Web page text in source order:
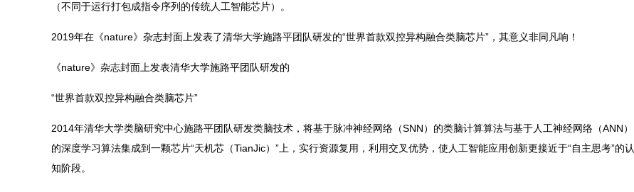
（不同于运行打包成指令序列的传统人工智能芯片）。
2019年在《nature》杂志封面上发表了清华大学施路平团队研发的“世界首款双控异构融合类脑芯片”，其意义非同凡响！
《nature》杂志封面上发表清华大学施路平团队研发的
“世界首款双控异构融合类脑芯片”
2014年清华大学类脑研究中心施路平团队研发类脑技术，将基于脉冲神经网络（SNN）的类脑计算算法与基于人工神经网络（ANN）
的深度学习算法集成到一颗芯片“天机芯（TianJic）”上，实行资源复用，利用交叉优势，使人工智能应用创新更接近于“自主思考”的认
知阶段。